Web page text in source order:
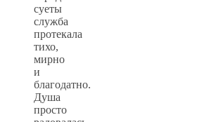
суеты
служба
протекала
тихо,
мирно
и
благодатно.
Душа
просто